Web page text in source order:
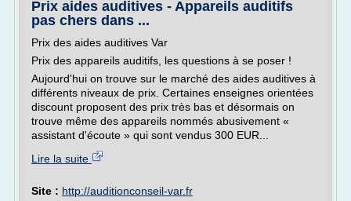
Prix aides auditives - Appareils auditifs
pas chers dans ...
Prix des aides auditives Var
Prix des appareils auditifs, les questions à se poser !
Aujourd'hui on trouve sur le marché des aides auditives à
différents niveaux de prix. Certaines enseignes orientées
discount proposent des prix très bas et désormais on
trouve même des appareils nommés abusivement «
assistant d'écoute » qui sont vendus 300 EUR...
Lire la suite
Site : http://auditionconseil-var.fr